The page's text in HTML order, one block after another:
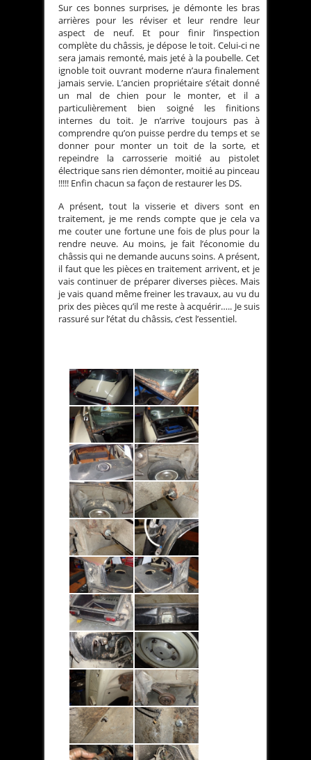
Sur ces bonnes surprises, je démonte les bras
arrières pour les réviser et leur rendre leur
aspect de neuf. Et pour finir l’inspection
complète du châssis, je dépose le toit. Celui-ci ne
sera jamais remonté, mais jeté à la poubelle. Cet
ignoble toit ouvrant moderne n’aura finalement
jamais servie. L’ancien propriétaire s’était donné
un mal de chien pour le monter, et il a
particulièrement bien soigné les finitions
internes du toit. Je n’arrive toujours pas à
comprendre qu’on puisse perdre du temps et se
donner pour monter un toit de la sorte, et
repeindre la carrosserie moitié au pistolet
électrique sans rien démonter, moitié au pinceau
!!!!! Enfin chacun sa façon de restaurer les DS.
A présent, tout la visserie et divers sont en
traitement, je me rends compte que je cela va
me couter une fortune une fois de plus pour la
rendre neuve. Au moins, je fait l’économie du
châssis qui ne demande aucuns soins. A présent,
il faut que les pièces en traitement arrivent, et je
vais continuer de préparer diverses pièces. Mais
je vais quand même freiner les travaux, au vu du
prix des pièces qu’il me reste à acquérir….. Je suis
rassuré sur l’état du châssis, c’est l’essentiel.